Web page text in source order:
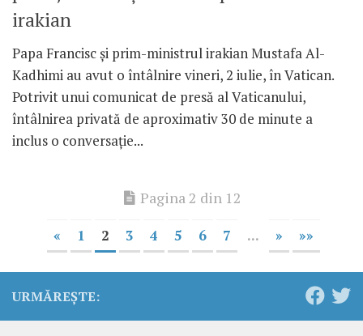
irakian
Papa Francisc și prim-ministrul irakian Mustafa Al-
Kadhimi au avut o întâlnire vineri, 2 iulie, în Vatican.
Potrivit unui comunicat de presă al Vaticanului,
întâlnirea privată de aproximativ 30 de minute a
inclus o conversație...
Pagina 2 din 12
« 1 2 3 4 5 6 7 ... » »»
URMĂREȘTE: